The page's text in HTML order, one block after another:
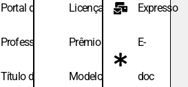
Portal do
Professor
Título de
Licença
Prêmio
Modelo de
Expresso
E-
doc